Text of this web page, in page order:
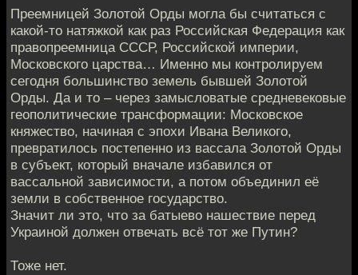
Преемницей Золотой Орды могла бы считаться с
какой-то натяжкой как раз Российская Федерация как
правопреемница СССР, Российской империи,
Московского царства… Именно мы контролируем
сегодня большинство земель бывшей Золотой
Орды. Да и то – через замысловатые средневековые
геополитические трансформации: Московское
княжество, начиная с эпохи Ивана Великого,
превратилось постепенно из вассала Золотой Орды
в субъект, который вначале избавился от
вассальной зависимости, а потом объединил её
земли в собственное государство.
Значит ли это, что за батыево нашествие перед
Украиной должен отвечать всё тот же Путин?
Тоже нет.